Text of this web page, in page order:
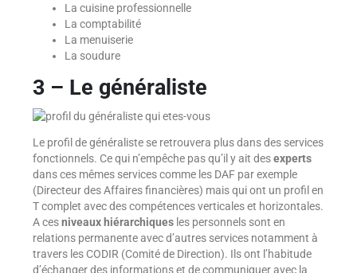
La cuisine professionnelle
La comptabilité
La menuiserie
La soudure
3 – Le généraliste
Le profil de généraliste se retrouvera plus dans des services
fonctionnels. Ce qui n’empêche pas qu’il y ait desexperts
dans ces mêmes services comme les DAF par exemple
(Directeur des Affaires financières) mais qui ont un profil en
T complet avec des compétences verticales et horizontales.
A cesniveaux hiérarchiquesles personnels sont en
relations permanente avec d’autres services notamment à
travers les CODIR (Comité de Direction). Ils ont l’habitude
d’échanger des informations et de communiquer avec la